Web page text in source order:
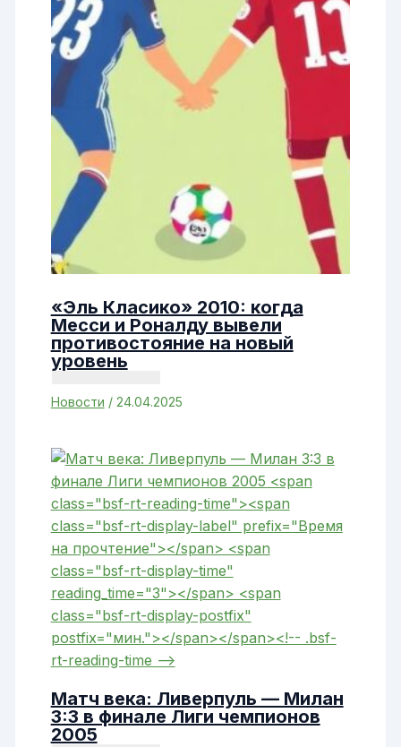
«Эль Класико» 2010: когда
Месси и Роналду вывели
противостояние на новый
уровень
Новости / 24.04.2025
Матч века: Ливерпуль — Милан
3:3 в финале Лиги чемпионов
2005